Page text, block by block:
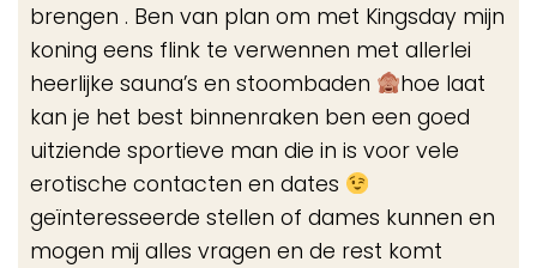
brengen . Ben van plan om met Kingsday mijn
koning eens flink te verwennen met allerlei
heerlijke sauna’s en stoombaden
hoe laat
kan je het best binnenraken ben een goed
uitziende sportieve man die in is voor vele
erotische contacten en dates
geïnteresseerde stellen of dames kunnen en
mogen mij alles vragen en de rest komt